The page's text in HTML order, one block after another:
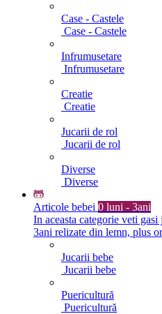
Case - Castele
Case - Castele
Infrumusetare
Infrumusetare
Creatie
Creatie
Jucarii de rol
Jucarii de rol
Diverse
Diverse
Articole bebei 0 luni - 3ani
In aceasta categorie veti
3ani relizate din lemn, plus
Jucarii bebe
Jucarii bebe
Puericultură
Puericultură